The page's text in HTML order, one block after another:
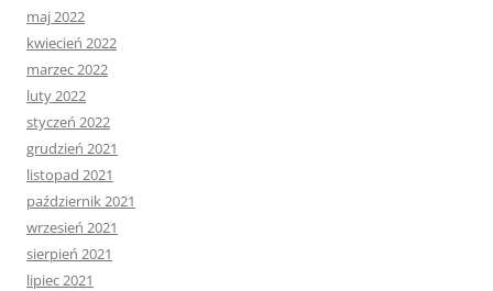
maj 2022
kwiecień 2022
marzec 2022
luty 2022
styczeń 2022
grudzień 2021
listopad 2021
październik 2021
wrzesień 2021
sierpień 2021
lipiec 2021